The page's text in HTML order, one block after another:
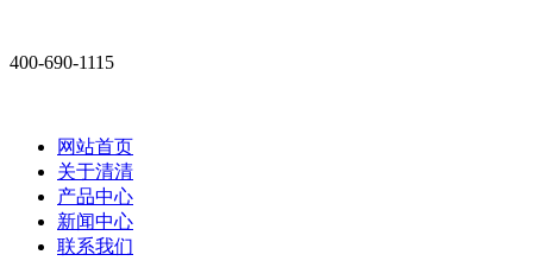
400-690-1115
网站首页
关于清清
产品中心
新闻中心
联系我们